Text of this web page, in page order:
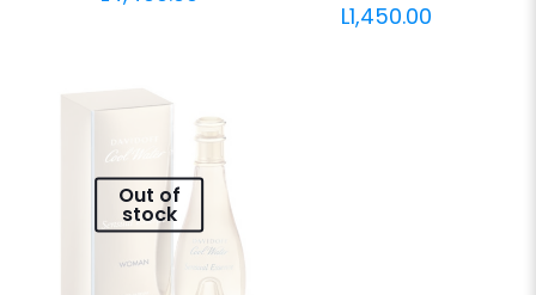
L1,450.00
Out of
stock